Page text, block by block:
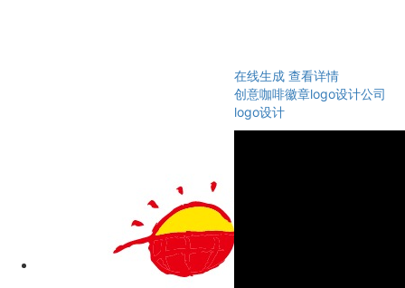
在线生成 查看详情
创意咖啡徽章logo设计公司
logo设计